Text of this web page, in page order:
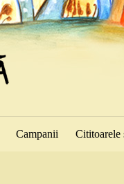
Campanii Cititoarele